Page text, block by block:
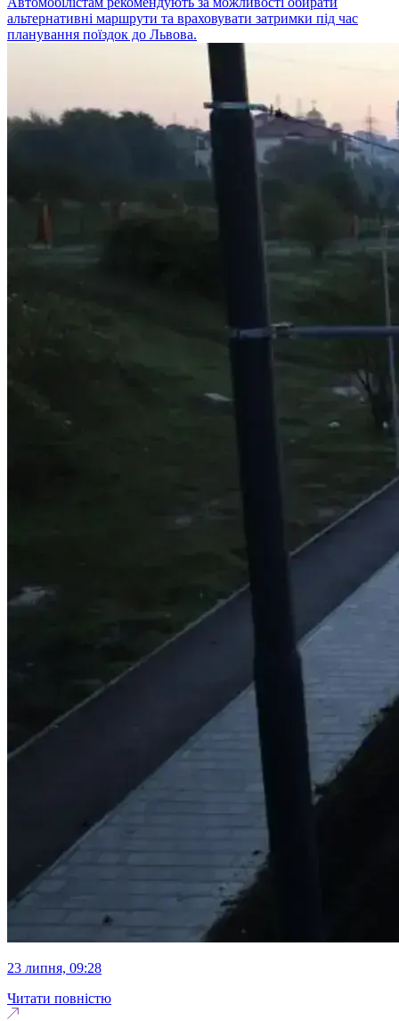
альтернативні маршрути та враховувати затримки під час
планування поїздок до Львова.
23 липня, 09:28
Читати повністю